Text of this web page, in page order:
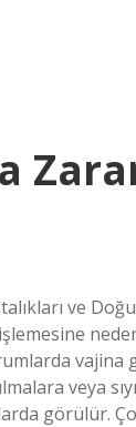
ve
vajina
veya
görülür.